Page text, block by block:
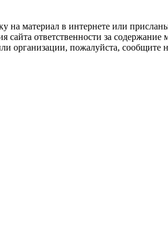
материал в интернете или
ответственности за
пожалуйста, сообщите